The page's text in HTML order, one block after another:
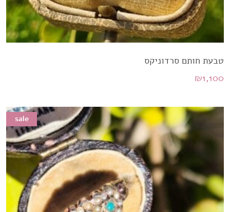
טבעת חותם סרדוניקס
₪1,100
sale
sale